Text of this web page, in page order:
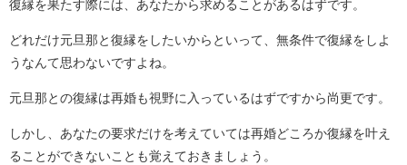
復縁を果たす際には、あなたから求めることがあるはずです。
どれだけ元旦那と復縁をしたいからといって、無条件で復縁をしよ
うなんて思わないですよね。
元旦那との復縁は再婚も視野に入っているはずですから尚更です。
しかし、あなたの要求だけを考えていては再婚どころか復縁を叶え
ることができないことも覚えておきましょう。